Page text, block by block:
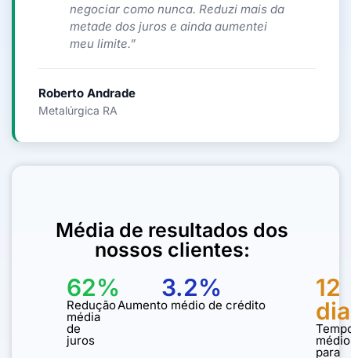
negociar como nunca. Reduzi mais da
metade dos juros e ainda aumentei
meu limite.”
Roberto Andrade
Metalúrgica RA
Média de resultados dos
nossos clientes:
62%
Redução
média
de
juros
3.2%
Aumento médio de crédito
12
médio
para